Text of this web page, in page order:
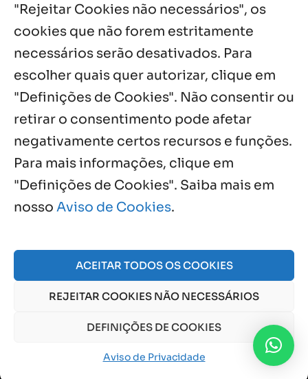
"Rejeitar Cookies não necessários", os
cookies que não forem estritamente
necessários serão desativados. Para
escolher quais quer autorizar, clique em
"Definições de Cookies". Não consentir ou
retirar o consentimento pode afetar
negativamente certos recursos e funções.
Para mais informações, clique em
"Definições de Cookies". Saiba mais em
nosso Aviso de Cookies.
ACEITAR TODOS OS COOKIES
REJEITAR COOKIES NÃO NECESSÁRIOS
DEFINIÇÕES DE COOKIES
Aviso de Privacidade
5 ago, 2026
Notícias por Categoria
Agosto, 2026
da Esperança. CNPJ: 48555775000150 |
Aviso de Cookies
eAviso de Privacidade